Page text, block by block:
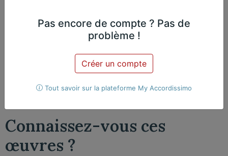
Violoncelle 2 violoncelles
Connaissez-vous ces
œuvres ?
Pas encore de compte ? Pas de
problème !
Créer un compte
Tout savoir sur la plateforme My Accordissimo